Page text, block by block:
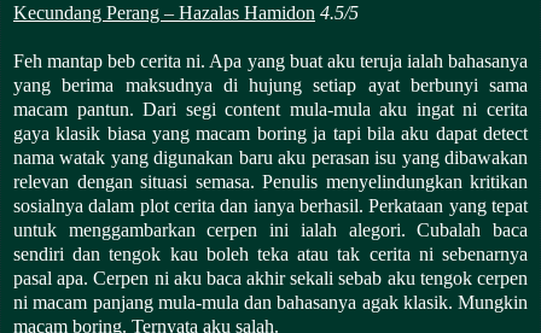
Kecundang Perang – Hazalas Hamidon 4.5/5
Feh mantap beb cerita ni. Apa yang buat aku teruja ialah bahasanya
yang berima maksudnya di hujung setiap ayat berbunyi sama
macam pantun. Dari segi content mula-mula aku ingat ni cerita
gaya klasik biasa yang macam boring ja tapi bila aku dapat detect
nama watak yang digunakan baru aku perasan isu yang dibawakan
relevan dengan situasi semasa. Penulis menyelindungkan kritikan
sosialnya dalam plot cerita dan ianya berhasil. Perkataan yang tepat
untuk menggambarkan cerpen ini ialah alegori. Cubalah baca
sendiri dan tengok kau boleh teka atau tak cerita ni sebenarnya
pasal apa. Cerpen ni aku baca akhir sekali sebab aku tengok cerpen
ni macam panjang mula-mula dan bahasanya agak klasik. Mungkin
macam boring. Ternyata aku salah.